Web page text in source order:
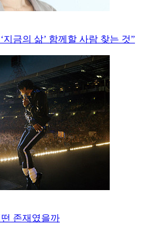
지금의 삶’ 함께할 사람 찾는 것”
존재였을까